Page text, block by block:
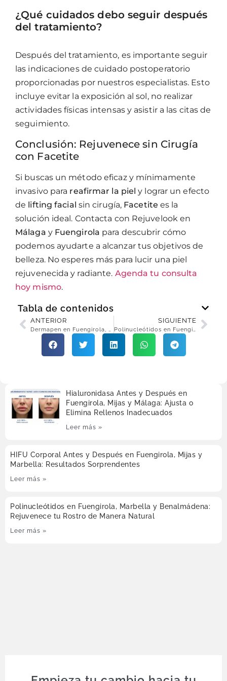
¿Qué cuidados debo seguir después
del tratamiento?
Después del tratamiento, es importante seguir
las indicaciones de cuidado postoperatorio
proporcionadas por nuestros especialistas. Esto
incluye evitar la exposición al sol, no realizar
actividades físicas intensas y asistir a las citas de
seguimiento.
Conclusión: Rejuvenece sin Cirugía
con Facetite
Si buscas un método eficaz y mínimamente
invasivo para reafirmar la piel y lograr un efecto
de lifting facial sin cirugía, Facetite es la
solución ideal. Contacta con Rejuvelook en
Málaga y Fuengirola para descubrir cómo
podemos ayudarte a alcanzar tus objetivos de
belleza. No esperes más para lucir una piel
rejuvenecida y radiante. Agenda tu consulta
hoy mismo.
Tabla de contenidos
ANTERIOR
Dermapen en Fuengirola, Málaga y Torremolinos: Microneedling para una Piel Perfecta
SIGUIENTE
Polinucleótidos en Fuengirola, Marbella y Benalmádena: Rejuvenece tu Rostro de Manera Natural
Hialuronidasa Antes y Después en
Fuengirola, Mijas y Málaga: Ajusta o
Elimina Rellenos Inadecuados
Leer más »
HIFU Corporal Antes y Después en Fuengirola, Mijas y
Marbella: Resultados Sorprendentes
Leer más »
Polinucleótidos en Fuengirola, Marbella y Benalmádena:
Rejuvenece tu Rostro de Manera Natural
Leer más »